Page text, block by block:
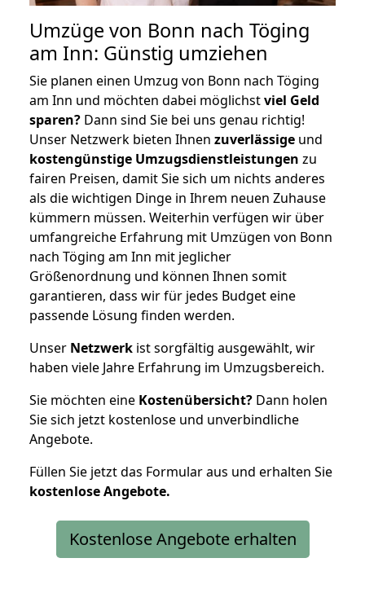
Umzüge von Bonn nach Töging
am Inn: Günstig umziehen
Sie planen einen Umzug von Bonn nach Töging
am Inn und möchten dabei möglichstviel Geld
sparen? Dann sind Sie bei uns genau richtig!
Unser Netzwerk bieten Ihnen zuverlässige und
kostengünstige Umzugsdienstleistungen zu
fairen Preisen, damit Sie sich um nichts anderes
als die wichtigen Dinge in Ihrem neuen Zuhause
kümmern müssen. Weiterhin verfügen wir über
umfangreiche Erfahrung mit Umzügen von Bonn
nach Töging am Inn mit jeglicher
Größenordnung und können Ihnen somit
garantieren, dass wir für jedes Budget eine
passende Lösung finden werden.
Unser Netzwerk ist sorgfältig ausgewählt, wir
haben viele Jahre Erfahrung im Umzugsbereich.
Sie möchten eine Kostenübersicht? Dann holen
Sie sich jetzt kostenlose und unverbindliche
Angebote.
Füllen Sie jetzt das Formular aus und erhalten Sie
kostenloseAngebote.
Kostenlose Angebote erhalten